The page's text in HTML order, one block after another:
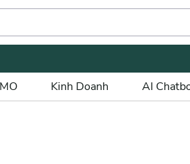
Kinh Doanh AI